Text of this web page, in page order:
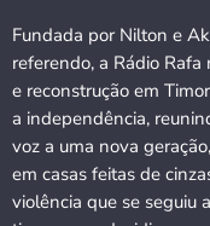
Fundada por Nilton e
referendo, a Rádio
e reconstrução em
a independência,
voz a uma nova
em casas feitas de
violência que se seguiu